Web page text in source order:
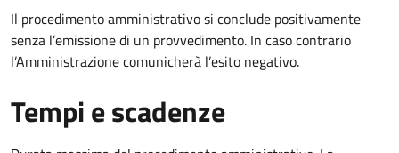
Il procedimento amministrativo si conclude positivamente
senza l’emissione di un provvedimento. In caso contrario
l’Amministrazione comunicherà l’esito negativo.
Tempi e scadenze